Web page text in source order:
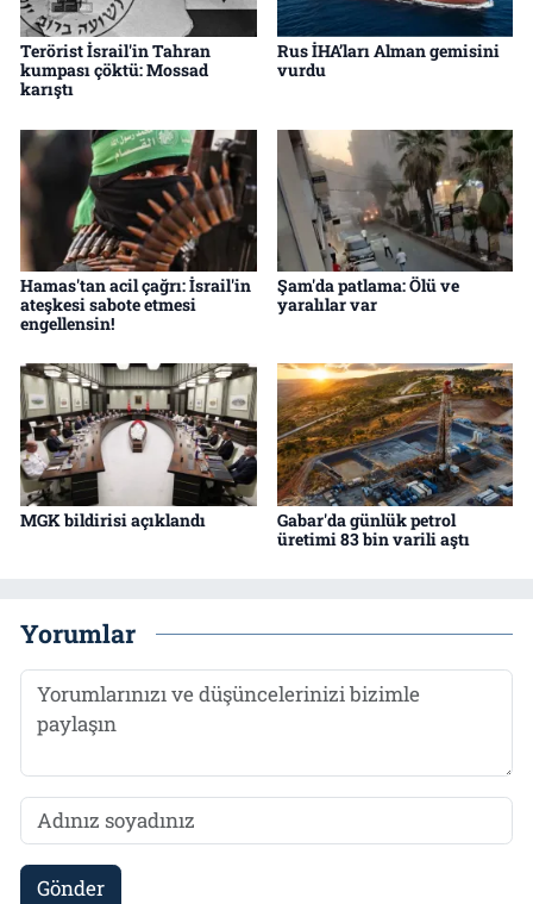
Terörist İsrail'in Tahran
kumpası çöktü: Mossad
karıştı
Rus İHA’ları Alman gemisini
vurdu
Hamas'tan acil çağrı: İsrail'in
ateşkesi sabote etmesi
engellensin!
Şam'da patlama: Ölü ve
yaralılar var
MGK bildirisi açıklandı
Gabar'da günlük petrol
üretimi 83 bin varili aştı
Yorumlar
Gönder